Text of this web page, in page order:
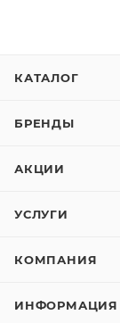
КАТАЛОГ
БРЕНДЫ
АКЦИИ
УСЛУГИ
КОМПАНИЯ
ИНФОРМАЦИЯ